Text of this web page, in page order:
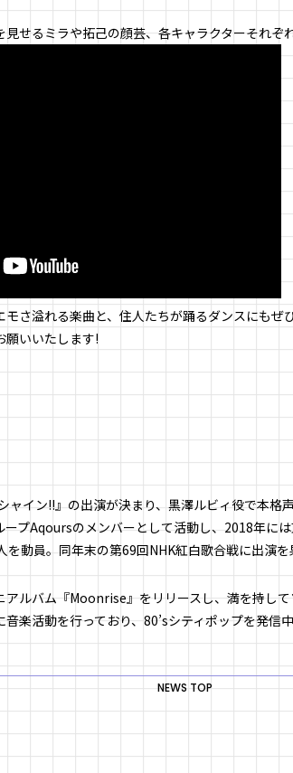
せるミラや拓己の顔芸、各キャラクターそれぞ
さ溢れる楽曲と、住人たちが踊るダンスにもぜ
願いいたします!
イン!!』の出演が決まり、黒澤ルビィ役で本格声
プAqoursのメンバーとして活動し、2018年に
動員。同年末の第69回NHK紅白歌合戦に出演を
ルバム『Moonrise』をリリースし、満を持して
楽活動を行っており、80’sシティポップを発信中
NEWS TOP